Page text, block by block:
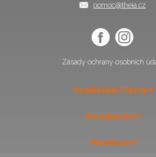
pomoc@theia.cz
Zásady ochrany osobních
Vzdělávání/Kurzy
Poradenství
Prevence